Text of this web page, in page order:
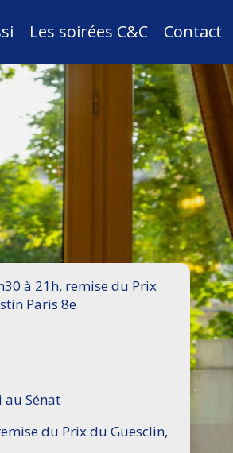
Les soirées C&C Contact
à 21h, remise du Prix
Paris 8e
au Sénat
du Prix du Guesclin,